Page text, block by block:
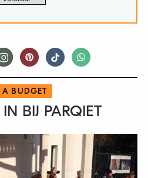
BUDGET
BIJ PARQIET